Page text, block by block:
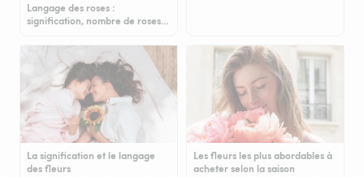
Langage des roses :
signification, nombre de roses…
La signification et le langage
des fleurs
Les fleurs les plus abordables à
acheter selon la saison